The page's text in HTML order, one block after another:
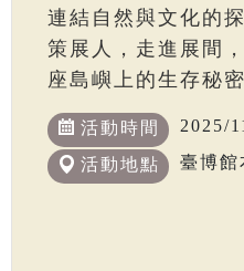
連結自然與文化的
策展人，走進展間
座島嶼上的生存秘密
活動時間 2025/
活動地點 臺博館